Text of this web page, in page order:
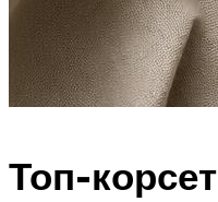
Топ-корсет